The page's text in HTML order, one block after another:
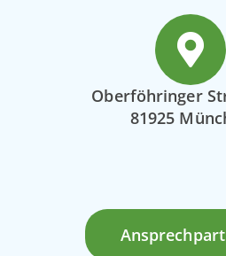
Oberföhringer
81925